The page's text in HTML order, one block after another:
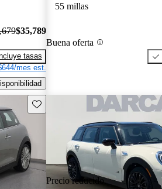
$35,789
tasas
mes est.
55 millas
Buena oferta
Guarda este Aviso
Precio reducido